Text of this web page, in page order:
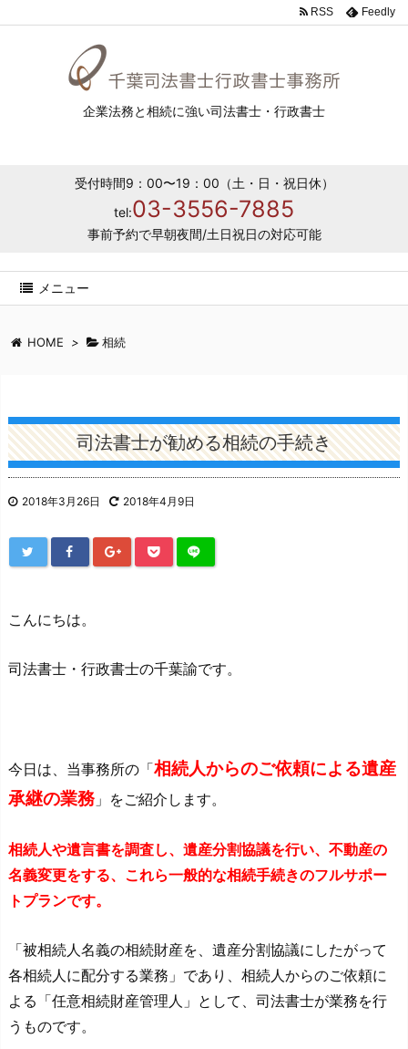
企業法務と相続に強い司法書士・行政書士
受付時間9：00〜19：00（土・日・祝日休）
tel:03-3556-7885
事前予約で早朝夜間/土日祝日の対応可能
メニュー
RSS Feedly
HOME > 相続
司法書士が勧める相続の手続き
2018年3月26日 2018年4月9日
こんにちは。
司法書士・行政書士の千葉諭です。
今日は、当事務所の「相続人からのご依頼による遺産
承継の業務 」をご紹介します。
相続人や遺言書を調査し、遺産分割協議を行い、不動産の
名義変更をする、これら一般的な相続手続きのフルサポー
トプランです。
「被相続人名義の相続財産を、遺産分割協議にしたがって
各相続人に配分する業務」であり、相続人からのご依頼に
よる「任意相続財産管理人」として、司法書士が業務を行
うものです。